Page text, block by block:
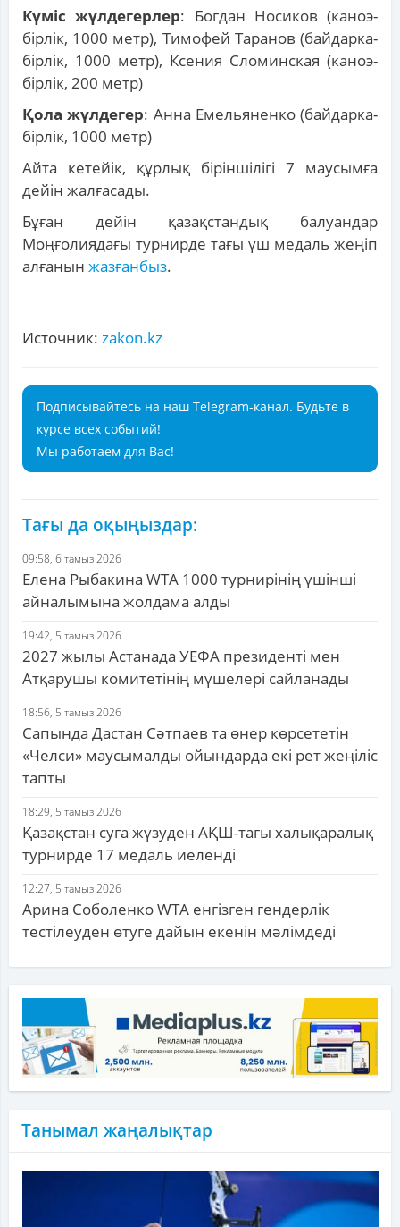
Күміс жүлдегерлер: Богдан Носиков (каноэ-
бірлік, 1000 метр), Тимофей Таранов (байдарка-
бірлік, 1000 метр), Ксения Сломинская (каноэ-
бірлік, 200 метр)
Қола жүлдегер: Анна Емельяненко (байдарка-
бірлік, 1000 метр)
Айта кетейік, құрлық біріншілігі 7 маусымға
дейін жалғасады.
Бұған дейін қазақстандық балуандар
Моңғолиядағы турнирде тағы үш медаль жеңіп
алғанын жазғанбыз.
Источник: zakon.kz
Подписывайтесь на наш Telegram-канал. Будьте в
курсе всех событий!
Мы работаем для Вас!
Тағы да оқыңыздар:
09:58, 6 тамыз 2026
Елена Рыбакина WTA 1000 турнирінің үшінші
айналымына жолдама алды
19:42, 5 тамыз 2026
2027 жылы Астанада УЕФА президенті мен
Атқарушы комитетінің мүшелері сайланады
18:56, 5 тамыз 2026
Сапында Дастан Сәтпаев та өнер көрсететін
«Челси» маусымалды ойындарда екі рет жеңіліс
тапты
18:29, 5 тамыз 2026
Қазақстан суға жүзуден АҚШ-тағы халықаралық
турнирде 17 медаль иеленді
12:27, 5 тамыз 2026
Арина Соболенко WTA енгізген гендерлік
тестілеуден өтуге дайын екенін мәлімдеді
Танымал жаңалықтар